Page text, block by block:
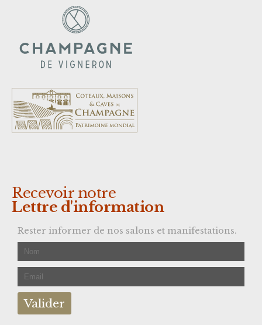
Recevoir notre
Lettre d'information
Rester informer de nos salons et manifestations.